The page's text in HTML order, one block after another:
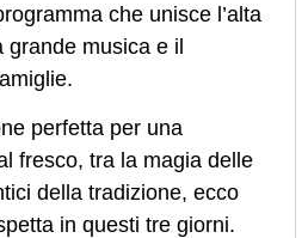
che unisce l’alta
grande musica e il
perfetta per una
fresco, tra la magia delle
della tradizione, ecco
in questi tre giorni.